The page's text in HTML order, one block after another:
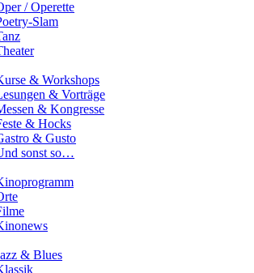
/ Operette
Slam
& Workshops
& Vorträge
& Kongresse
& Hocks
& Gusto
sonst so…
& Blues